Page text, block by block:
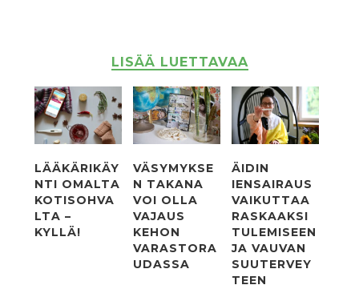
LISÄÄ LUETTAVAA
LÄÄKÄRIKÄY
NTI OMALTA
KOTISOHVA
LTA –
KYLLÄ!
VÄSYMYKSE
N TAKANA
VOI OLLA
VAJAUS
KEHON
VARASTORA
UDASSA
ÄIDIN
IENSAIRAUS
VAIKUTTAA
RASKAAKSI
TULEMISEEN
JA VAUVAN
SUUTERVEY
TEEN